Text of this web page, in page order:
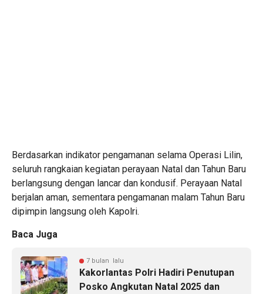
Berdasarkan indikator pengamanan selama Operasi Lilin,
seluruh rangkaian kegiatan perayaan Natal dan Tahun Baru
berlangsung dengan lancar dan kondusif. Perayaan Natal
berjalan aman, sementara pengamanan malam Tahun Baru
dipimpin langsung oleh Kapolri.
Baca Juga
7 bulan lalu
Kakorlantas Polri Hadiri Penutupan
Posko Angkutan Natal 2025 dan